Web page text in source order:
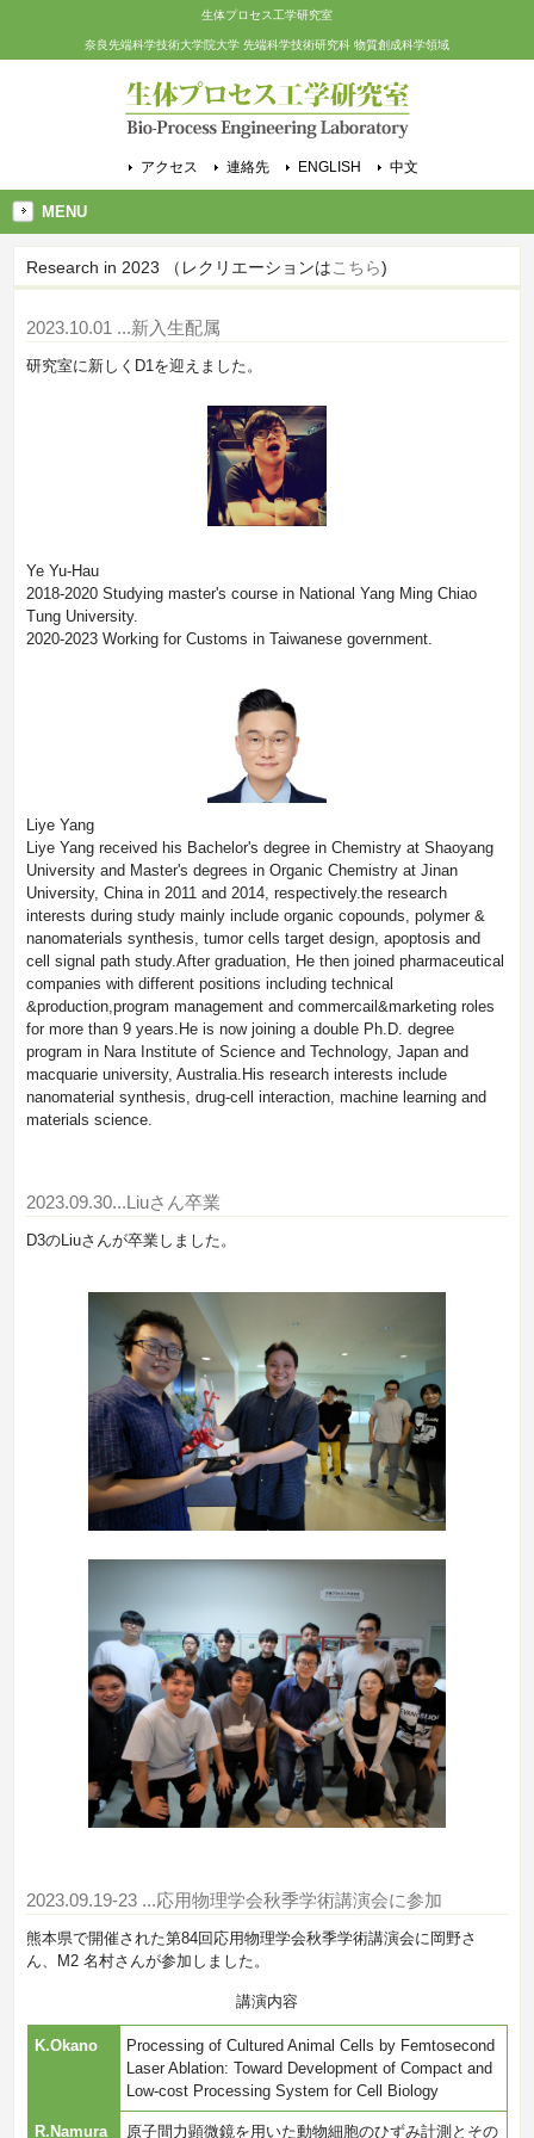
生体プロセス工学研究室
奈良先端科学技術大学院大学 先端科学技術研究科 物質創成科学領域
アクセス 連絡先 ENGLISH 中文
MENU
Research in 2023 （レクリエーションはこちら)
2023.10.01 ...新入生配属
研究室に新しくD1を迎えました。
Ye Yu-Hau
2018-2020 Studying master's course in National Yang Ming Chiao
Tung University.
2020-2023 Working for Customs in Taiwanese government.
Liye Yang
Liye Yang received his Bachelor's degree in Chemistry at Shaoyang
University and Master's degrees in Organic Chemistry at Jinan
University, China in 2011 and 2014, respectively.the research
interests during study mainly include organic copounds, polymer &
nanomaterials synthesis, tumor cells target design, apoptosis and
cell signal path study.After graduation, He then joined pharmaceutical
companies with different positions including technical
&production,program management and commercail&marketing roles
for more than 9 years.He is now joining a double Ph.D. degree
program in Nara Institute of Science and Technology, Japan and
macquarie university, Australia.His research interests include
nanomaterial synthesis, drug-cell interaction, machine learning and
materials science.
2023.09.30...Liuさん卒業
D3のLiuさんが卒業しました。
2023.09.19-23 ...応用物理学会秋季学術講演会に参加
熊本県で開催された第84回応用物理学会秋季学術講演会に岡野さ
ん、M2 名村さんが参加しました。
講演内容
K.Okano
Processing of Cultured Animal Cells by Femtosecond
Laser Ablation: Toward Development of Compact and
Low-cost Processing System for Cell Biology
R.Namura 原子間力顕微鏡を用いた動物細胞のひずみ計測とその